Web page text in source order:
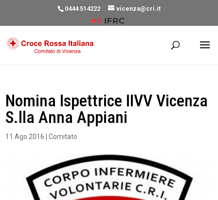
0444 514222 vicenza@cri.it
Nomina Ispettrice IIVV Vicenza
S.lla Anna Appiani
11 Ago 2016 |Comitato